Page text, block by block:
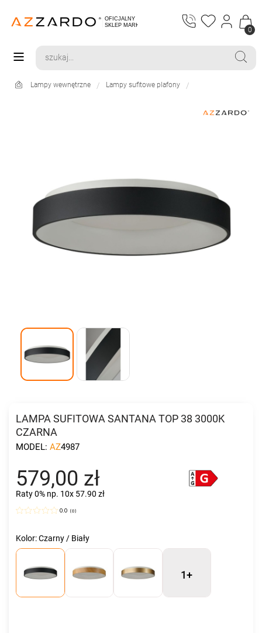
0
Lampy wewnętrzne Lampy sufitowe plafony
LAMPA SUFITOWA SANTANA TOP 38 3000K
CZARNA
MODEL: AZ4987
579,00 zł
Raty 0% np. 10x 57.90 zł
0.0 (0)
Kolor: Czarny / Biały
1+